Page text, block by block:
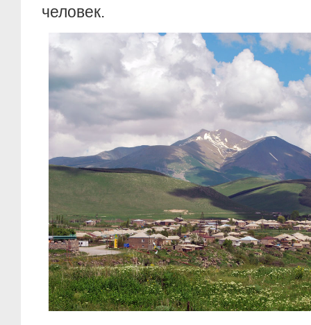
человек.